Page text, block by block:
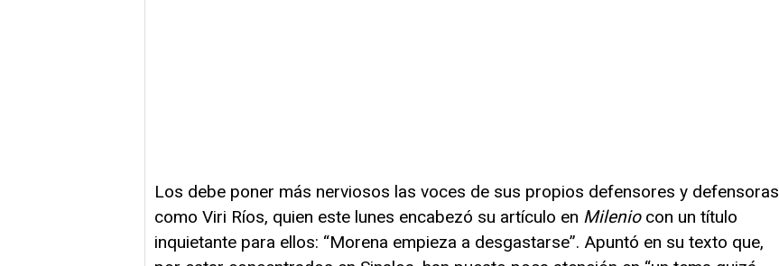
Los debe poner más nerviosos las voces de sus propios defensores y defensoras
como Viri Ríos, quien este lunes encabezó su artículo en Milenio con un título
inquietante para ellos: “Morena empieza a desgastarse”. Apuntó en su texto que,